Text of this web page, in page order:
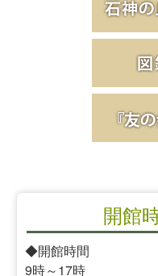
開館
◆開館時間
9時～17時